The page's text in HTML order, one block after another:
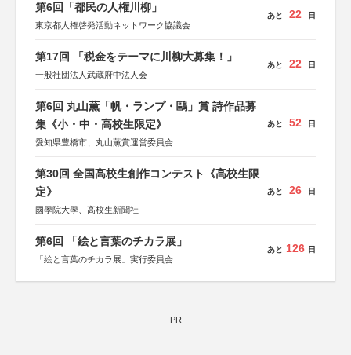
第6回「都民の人権川柳」
東京都人権啓発活動ネットワーク協議会
あと 22 日
第17回 「税金をテーマに川柳大募集！」
一般社団法人武蔵府中法人会
あと 22 日
第6回 丸山薫「帆・ランプ・鷗」賞 詩作品募
集《小・中・高校生限定》
愛知県豊橋市、丸山薫賞運営委員会
あと 52 日
第30回 全国高校生創作コンテスト《高校生限
定》
國學院大學、高校生新聞社
あと 26 日
第6回 「絵と言葉のチカラ展」
「絵と言葉のチカラ展」実行委員会
あと 126 日
PR